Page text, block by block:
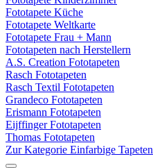
Fototapete Küche
Fototapete Weltkarte
Fototapete Frau + Mann
Fototapeten nach Herstellern
A.S. Creation Fototapeten
Rasch Fototapeten
Rasch Textil Fototapeten
Grandeco Fototapeten
Erismann Fototapeten
Eijffinger Fototapeten
Thomas Fototapeten
Zur Kategorie Einfarbige Tapeten